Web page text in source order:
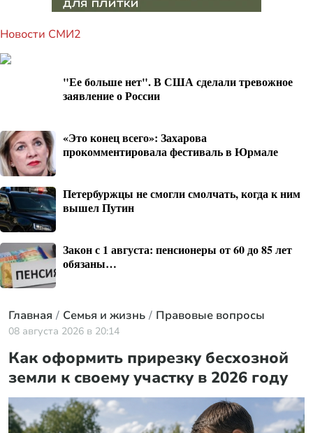
Новости СМИ2
"Ее больше нет". В США сделали тревожное
заявление о России
«Это конец всего»: Захарова
прокомментировала фестиваль в Юрмале
Петербуржцы не смогли смолчать, когда к ним
вышел Путин
Закон с 1 августа: пенсионеры от 60 до 85 лет
обязаны…
Главная Семья и жизнь Правовые вопросы
08 августа 2026 в 20:14
Как оформить прирезку бесхозной
земли к своему участку в 2026 году